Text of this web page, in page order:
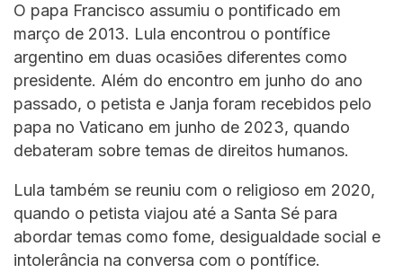
O papa Francisco assumiu o pontificado em
março de 2013. Lula encontrou o pontífice
argentino em duas ocasiões diferentes como
presidente. Além do encontro em junho do ano
passado, o petista e Janja foram recebidos pelo
papa no Vaticano em junho de 2023, quando
debateram sobre temas de direitos humanos.
Lula também se reuniu com o religioso em 2020,
quando o petista viajou até a Santa Sé para
abordar temas como fome, desigualdade social e
intolerância na conversa com o pontífice.